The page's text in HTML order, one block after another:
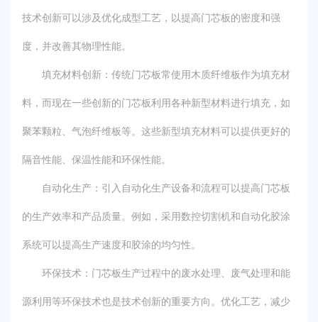
技术创新可以涉及优化成型工艺，以提高门芯板的密度和强
度，并改善其物理性能。
填充材料创新：传统门芯板常使用木质纤维板作为填充材
料，而现在一些创新的门芯板利用各种新型材料进行填充，如
聚苯颗粒、气泡纤维板等。这些新型填充材料可以提供更好的
隔音性能、保温性能和环保性能。
自动化生产：引入自动化生产设备和流程可以提高门芯板
的生产效率和产品质量。例如，采用数控切割机和自动化胶涂
系统可以提高生产速度和胶涂的均匀性。
环保技术：门芯板生产过程中的废水处理、废气处理和能
源利用等环保技术也是技术创新的重要方向。优化工艺，减少